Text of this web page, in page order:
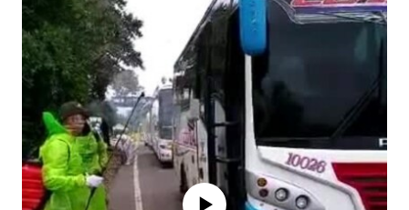
No media source currently available